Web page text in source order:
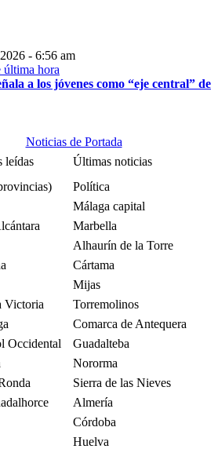
- 6:56 am
a los jóvenes como “eje central” de
Noticias de Portada
leídas
Últimas noticias
Política
Málaga capital
Marbella
Alhaurín de la Torre
Cártama
Mijas
Victoria
Torremolinos
Comarca de Antequera
Occidental
Guadalteba
Nororma
Sierra de las Nieves
Almería
Córdoba
Huelva